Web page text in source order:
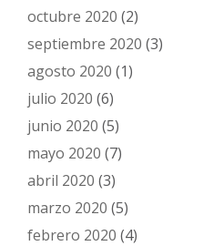
octubre 2020 (2)
septiembre 2020 (3)
agosto 2020 (1)
julio 2020 (6)
junio 2020 (5)
mayo 2020 (7)
abril 2020 (3)
marzo 2020 (5)
febrero 2020 (4)